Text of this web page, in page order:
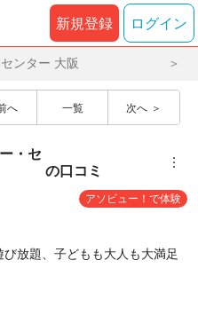
新規登録 ログイン
ンター 大阪
へ 一覧 次へ
・セ
の口コミ ︙
アソビュー！で体験
放題、子どもも大人も大満足